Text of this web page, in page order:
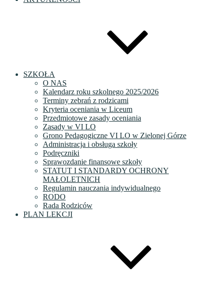
SZKOŁA
O NAS
Kalendarz roku szkolnego 2025/2026
Terminy zebrań z rodzicami
Kryteria oceniania w Liceum
Przedmiotowe zasady oceniania
Zasady w VI LO
Grono Pedagogiczne VI LO w Zielonej Górze
Administracja i obsługa szkoły
Podręczniki
Sprawozdanie finansowe szkoły
STATUT I STANDARDY OCHRONY
MAŁOLETNICH
Regulamin nauczania indywidualnego
RODO
Rada Rodziców
PLAN LEKCJI